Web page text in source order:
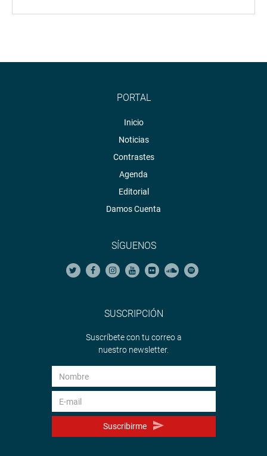
PORTAL
Inicio
Noticias
Contrastes
Agenda
Editorial
Damos Cuenta
SÍGUENOS
SUSCRIPCIÓN
Suscríbete con tu correo a
nuestro newsletter.
Suscribirme